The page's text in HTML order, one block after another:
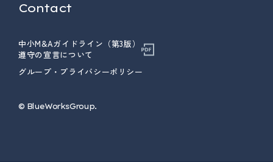
Contact
中小M&Aガイドライン（第3版）
遵守の宣言について
グループ・プライバシーポリシー
© ︎BlueWorksGroup.